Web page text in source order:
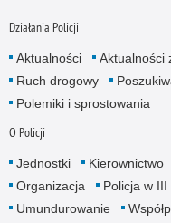
Działania Policji
Aktualności Aktualności
Ruch drogowy
Polemiki i sprostowania
O Policji
Jednostki Kierownictwo
Organizacja
Policja w III
Umundurowanie